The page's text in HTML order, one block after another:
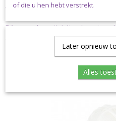
Verzending
Dit garen kan uitsluitend
of die u hen hebt verstrekt.
Later opnieuw
Alles